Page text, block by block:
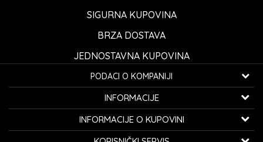
SIGURNA KUPOVINA
BRZA DOSTAVA
JEDNOSTAVNA KUPOVINA
PODACI O KOMPANIJI
K...G... Fashion d.o.o.
Bulevar oslobođenja 41 32000 Čačak, Srbija
Telefon: 060/0800-850
INFORMACIJE
O nama
Zaposlenje
INFORMACIJE O KUPOVINI
Opšti uslovi kupovine